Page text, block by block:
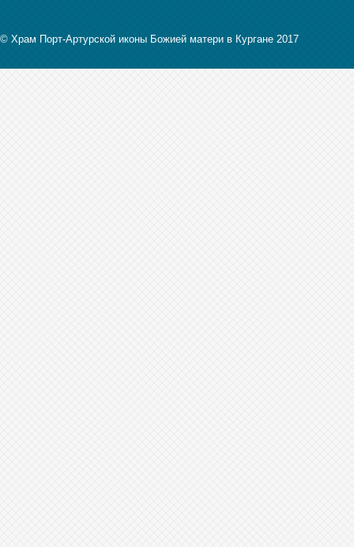
© Храм Порт-Артурской иконы Божией матери в Кургане 2017